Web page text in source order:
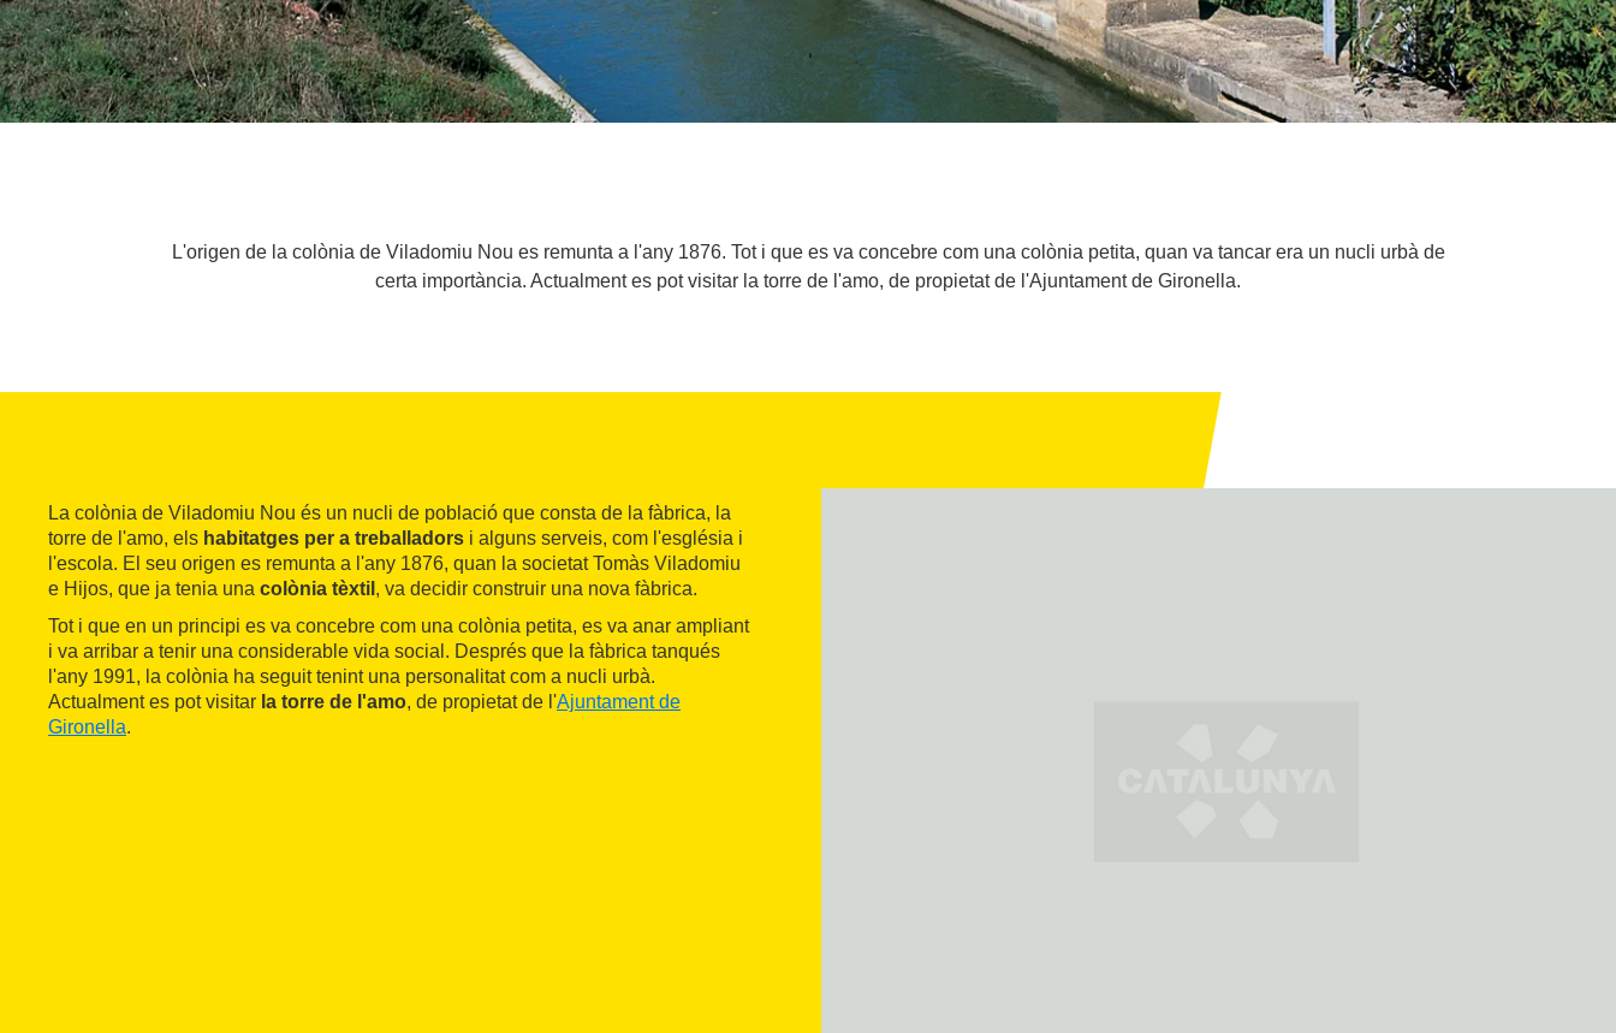
L'origen de la colònia de Viladomiu Nou es remunta a l'any 1876. Tot i que es va concebre com una colònia petita, quan va tancar era un nucli urbà de
certa importància. Actualment es pot visitar la torre de l'amo, de propietat de l'Ajuntament de Gironella.
La colònia de Viladomiu Nou és un nucli de població que consta de la fàbrica, la
torre de l'amo, els habitatges per a treballadors i alguns serveis, com l'església i
l'escola. El seu origen es remunta a l'any 1876, quan la societat Tomàs Viladomiu
e Hijos, que ja tenia una colònia tèxtil , va decidir construir una nova fàbrica.
Tot i que en un principi es va concebre com una colònia petita, es va anar ampliant
i va arribar a tenir una considerable vida social. Després que la fàbrica tanqués
l'any 1991, la colònia ha seguit tenint una personalitat com a nucli urbà.
Actualment es pot visitar la torre de l'amo, de propietat de l'Ajuntament de
Gironella.